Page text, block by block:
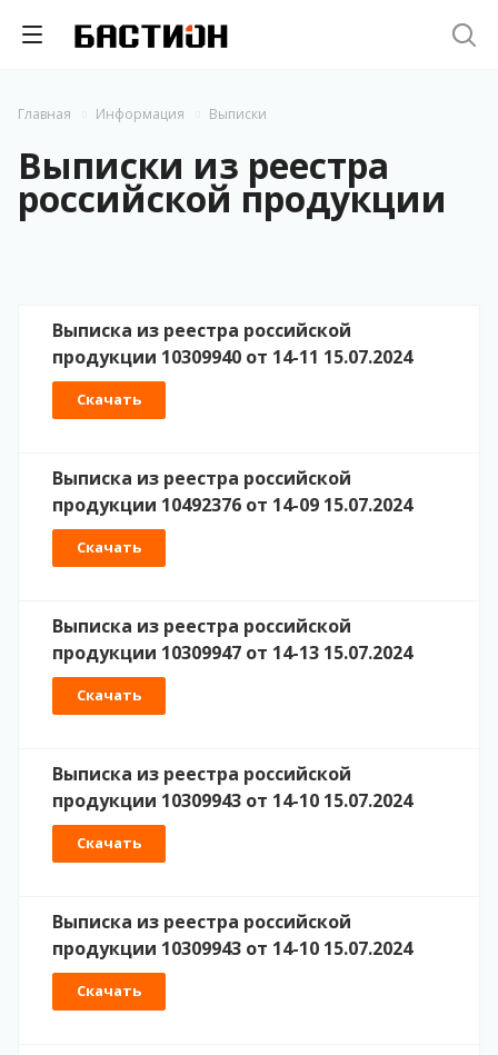
Главная Информация Выписки
Выписки из реестра
российской продукции
Выписка из реестра российской
продукции 10309940 от 14-11 15.07.2024
Скачать
Выписка из реестра российской
продукции 10492376 от 14-09 15.07.2024
Скачать
Выписка из реестра российской
продукции 10309947 от 14-13 15.07.2024
Скачать
Выписка из реестра российской
продукции 10309943 от 14-10 15.07.2024
Скачать
Выписка из реестра российской
продукции 10309943 от 14-10 15.07.2024
Скачать